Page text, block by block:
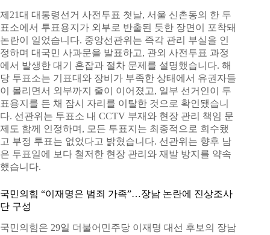
제21대 대통령선거 사전투표 첫날, 서울 신촌동의 한 투
표소에서 투표용지가 외부로 반출된 듯한 장면이 포착돼
논란이 일었습니다. 중앙선관위는 즉각 관리 부실을 인
정하며 대국민 사과문을 발표하고, 관외 사전투표 과정
에서 발생한 대기 혼잡과 절차 문제를 설명했습니다. 해
당 투표소는 기표대와 장비가 부족한 상태에서 유권자들
이 몰리면서 외부까지 줄이 이어졌고, 일부 선거인이 투
표용지를 든 채 잠시 자리를 이탈한 것으로 확인됐습니
다. 선관위는 투표소 내 CCTV 부재와 현장 관리 책임 문
제도 함께 인정하며, 모든 투표지는 최종적으로 회수됐
고 부정 투표는 없었다고 밝혔습니다. 선관위는 향후 남
은 투표일에 보다 철저한 현장 관리와 재발 방지를 약속
했습니다.
국민의힘 “이재명은 범죄 가족”…장남 논란에 진상조사
단 구성
국민의힘은 29일 더불어민주당 이재명 대선 후보의 장남